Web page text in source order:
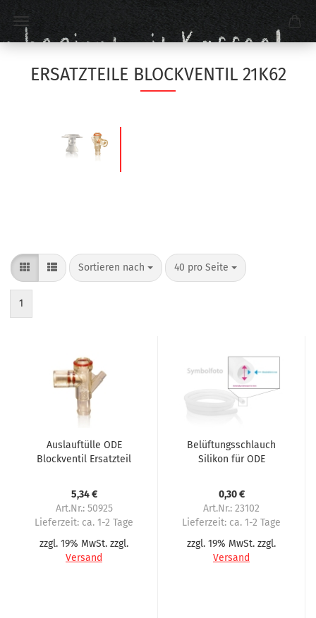
ERSATZTEILE BLOCKVENTIL 21K62
Sortieren nach 40 pro Seite
1
Auslauftülle ODE
Blockventil Ersatzteil
5,34 €
Art.Nr.: 50925
Lieferzeit: ca. 1-2 Tage
zzgl. 19% MwSt. zzgl.
Versand
Belüftungsschlauch
Silikon für ODE
und 50105
0,30 €
Art.Nr.: 23102
Lieferzeit: ca. 1-2 Tage
zzgl. 19% MwSt. zzgl.
Versand